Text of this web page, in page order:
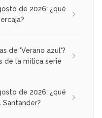
de 2026: ¿qué
de 'Verano azul'?
de la mítica serie
de 2026: ¿qué